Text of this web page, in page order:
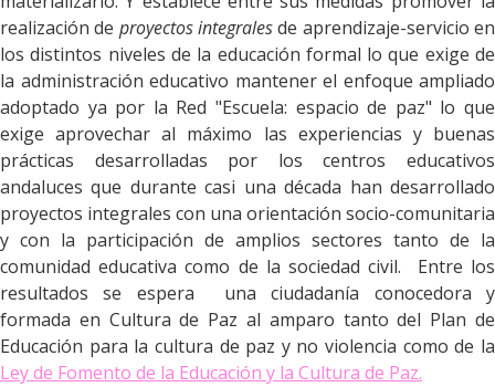
realización de proyectos integralesde aprendizaje-servicio en
los distintos niveles de la educación formal lo que exige de
la administración educativo mantener el enfoque ampliado
adoptado ya por la Red "Escuela: espacio de paz" lo que
exige aprovechar al máximo las experiencias y buenas
prácticas desarrolladas por los centros educativos
andaluces que durante casi una década han desarrollado
proyectos integrales con una orientación socio-comunitaria
y con la participación de amplios sectores tanto de la
comunidad educativa como de la sociedad civil. Entre los
resultados se espera una ciudadanía conocedora y
formada en Cultura de Paz al amparo tanto del Plan de
Educación para la cultura de paz y no violencia como de la
Ley de Fomento de la Educación y la Cultura de Paz.